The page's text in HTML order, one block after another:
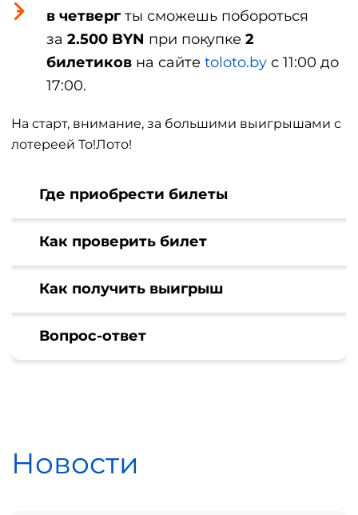
в четвергты сможешь побороться
за 2.500 BYN при покупке 2
билетиков на сайте toloto.by с 11:00 до
17:00.
На старт, внимание, за большими выигрышами с
лотереей То!Лото!
Где приобрести билеты
Как проверить билет
Как получить выигрыш
Вопрос-ответ
Новости